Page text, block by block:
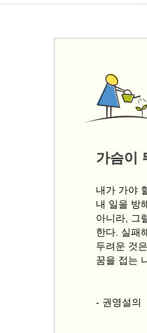
가슴이
내가 가야
내 일을 방
아니라, 그
한다. 실패
두려운 것
꿈을 접는
- 권영설의